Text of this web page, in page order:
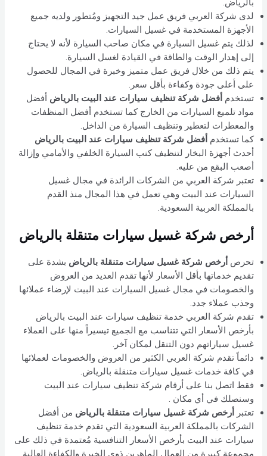
بالرياض.
لدى شركة العربي فريق عمل جيد التجهيز ومُتطور ولديه جميع
الأجهزة المستخدمة في غسيل السيارات.
لذلك يتم غسيل السيارة في مكان صاحب السيارة لأنه لا يحتاج
إلى إهدار الوقت والطاقة في القيادة لغسل السيارة.
يتم ذلك من خلال فريق عمل متميز وخبرة في المجال للحصول
على أعلى جودة وكفاءة بأقل سعر.
تستخدم أفضل شركة تنظيف سيارات عند البيت بالرياض أفضل
مواد تلميع السيارات من الخارج كما تستخدم أفضل المنظفات
والمعطرات لتعطير وتنظيف السيارة من الداخل.
كما تستخدم أفضل شركة تنظيف سيارات عند البيت بالرياض
أحدث أجهزة البخار لتنظيف كنب السيارة الخلفي والأمامي وإزالة
أصعب البقع من عليه.
تعتبر شركة العربي من الشركات الرائدة في مجال غسيل
السيارات عند البيت وهي تعمل في هذا المجال منذ القدم
بالمملكة العربية السعودية.
أرخص شركة غسيل سيارات متنقلة بالرياض
تحرص أرخص شركة غسيل سيارات متنقلة بالرياض بشدة على
تقديم خدماتها بأقل الأسعار لأنها تقدم العديد من العروض
والخصومات في مجال غسيل السيارات عند البيت لإرضاء عملائها
وجذب عملاء جدد.
تقدم شركة العربي خدمة تنظيف سيارات عند البيت بالرياض
بأرخص الأسعار التي تتناسب مع الجميع تيسيراً منها على العملاء
غسيل سياراتهم دون التنقل لمكان آخر.
دائماً تقدم شركة العربي الكثير من العروض والخصومات لعملائها
في كافة خدمات غسيل سيارات متنقلة بالرياض.
فقط اتصل بنا على أرقام شركة تنظيف سيارات عند البيت
وسنصلك في أي مكان .
تعتبر أرخص شركة غسيل سيارات متنقلة بالرياض من أفضل
الشركات بالمملكة العربية السعودية التي تقدم خدمة تنظيف
سيارات عند البيت بأرخص الأسعار التنافسية مُعتمدة في ذلك على
مجموعة كبيرة من العمال الماهرين ذوي الخبرة والكفاءة العالية